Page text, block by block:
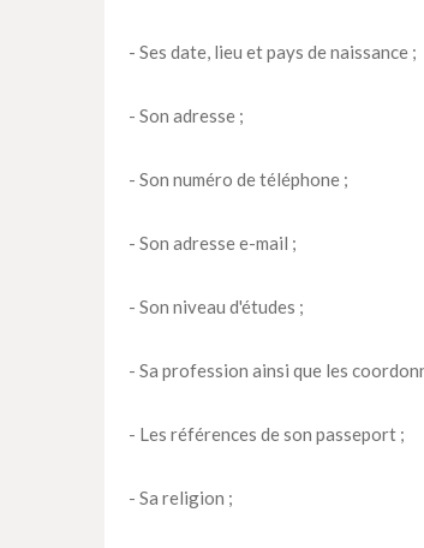
- Ses date, lieu et pays de naissance ;
- Son adresse ;
- Son numéro de téléphone ;
- Son adresse e-mail ;
- Son niveau d'études ;
- Sa profession ainsi que les
- Les références de son passeport ;
- Sa religion ;